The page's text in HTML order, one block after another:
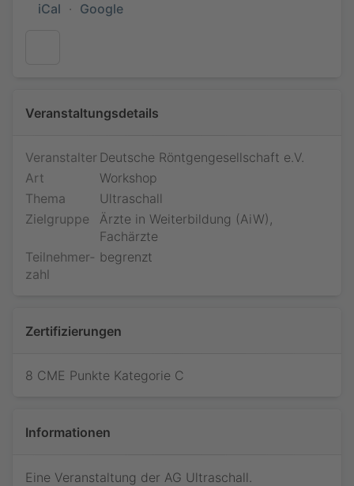
iCal · Google
Veranstaltungsdetails
Veranstalter Deutsche Röntgengesellschaft e.V.
Art
Workshop
Thema
Ultraschall
Zielgruppe
Ärzte in Weiterbildung (AiW),
Fachärzte
Teilnehmer­
zahl
begrenzt
Zertifizierungen
8 CME Punkte Kategorie C
Informationen
Eine Veranstaltung der AG Ultraschall.